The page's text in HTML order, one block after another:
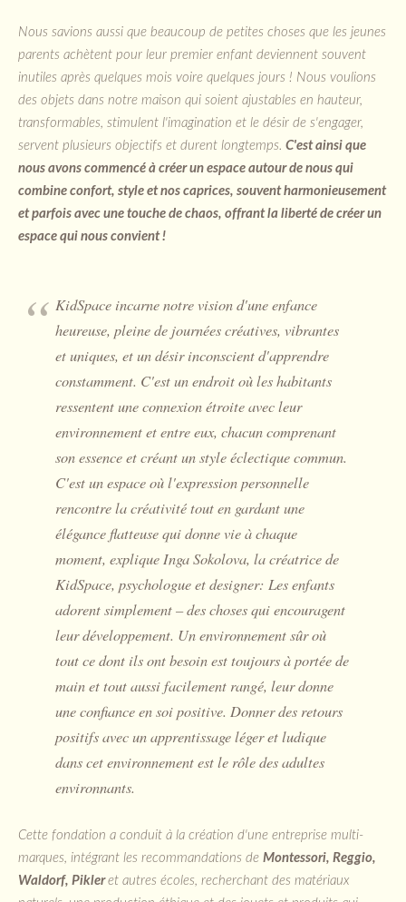
Nous savions aussi que beaucoup de petites choses que les jeunes
parents achètent pour leur premier enfant deviennent souvent
inutiles après quelques mois voire quelques jours ! Nous voulions
des objets dans notre maison qui soient ajustables en hauteur,
transformables, stimulent l'imagination et le désir de s'engager,
servent plusieurs objectifs et durent longtemps. C'est ainsi que
nous avons commencé à créer un espace autour de nous qui
combine confort, style et nos caprices, souvent harmonieusement
et parfois avec une touche de chaos, offrant la liberté de créer un
espace qui nous convient !
KidSpace incarne notre vision d'une enfance
heureuse, pleine de journées créatives, vibrantes
et uniques, et un désir inconscient d'apprendre
constamment. C'est un endroit où les habitants
ressentent une connexion étroite avec leur
environnement et entre eux, chacun comprenant
son essence et créant un style éclectique commun.
C'est un espace où l'expression personnelle
rencontre la créativité tout en gardant une
élégance flatteuse qui donne vie à chaque
moment, explique Inga Sokolova, la créatrice de
KidSpace, psychologue et designer: Les enfants
adorent simplement – des choses qui encouragent
leur développement. Un environnement sûr où
tout ce dont ils ont besoin est toujours à portée de
main et tout aussi facilement rangé, leur donne
une confiance en soi positive. Donner des retours
positifs avec un apprentissage léger et ludique
dans cet environnement est le rôle des adultes
environnants.
Cette fondation a conduit à la création d'une entreprise multi-
marques, intégrant les recommandations de Montessori, Reggio,
Waldorf, Pikleret autres écoles, recherchant des matériaux